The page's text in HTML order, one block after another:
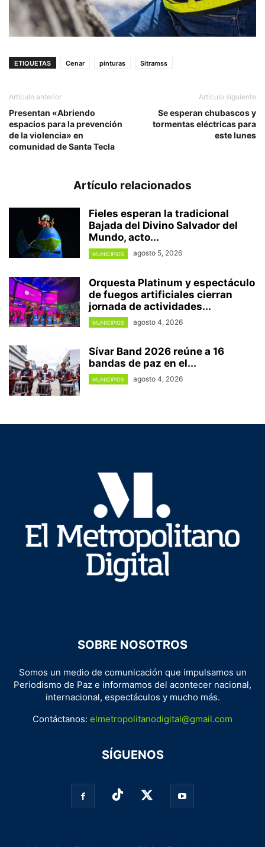
ETIQUETAS Cenar pinturas Sitramss
Artículo anterior
Presentan «Abriendo
espacios para la prevención
de la violencia» en
comunidad de Santa Tecla
Artículo siguiente
Se esperan chubascos y
tormentas eléctricas para
este lunes
Artículo relacionados
Fieles esperan la tradicional
Bajada del Divino Salvador del
Mundo, acto...
MUNICIPIOS agosto 5, 2026
Orquesta Platinum y espectáculo
de fuegos artificiales cierran
jornada de actividades...
MUNICIPIOS agosto 4, 2026
Sívar Band 2026 reúne a 16
bandas de paz en el...
MUNICIPIOS agosto 4, 2026
SOBRE NOSOTROS
Somos un medio de comunicación que impulsamos un
Periodismo de Paz e informamos del acontecer nacional,
internacional, espectáculos y mucho más.
Contáctanos: elmetropolitanodigital@gmail.com
SÍGUENOS